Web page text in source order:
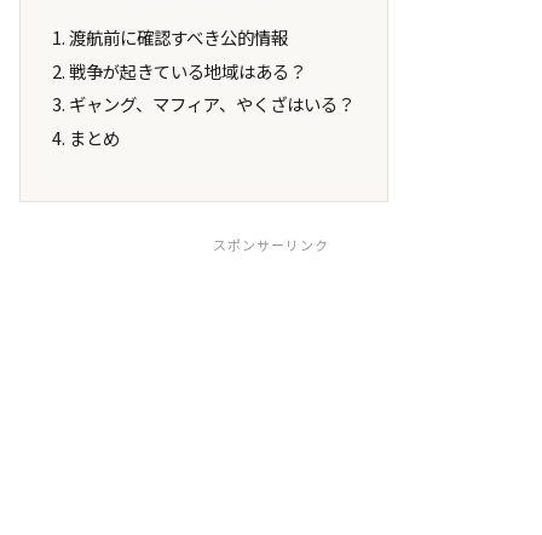
渡航前に確認すべき公的情報
戦争が起きている地域はある？
ギャング、マフィア、やくざはいる？
まとめ
スポンサーリンク